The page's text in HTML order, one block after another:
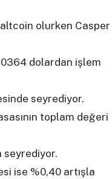
olurken Casper
dolardan işlem
seyrediyor.
toplam değeri
seyrediyor.
ise %0,40 artışla